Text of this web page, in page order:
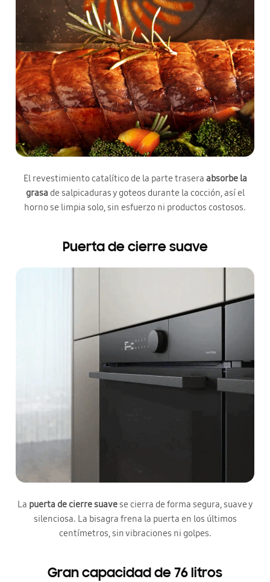
El revestimiento catalítico de la parte trasera absorbe la
grasa de salpicaduras y goteos durante la cocción, así el
horno se limpia solo, sin esfuerzo ni productos costosos.
Puerta de cierre suave
La puerta de cierre suavese cierra de forma segura, suave y
silenciosa. La bisagra frena la puerta en los últimos
centímetros, sin vibraciones ni golpes.
Gran capacidad de 76 litros